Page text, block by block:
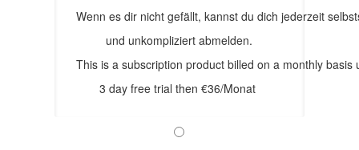
Wenn es dir nicht gefällt, kannst du dich jederzeit
und unkompliziert abmelden.
This is a subscription product billed on a monthly
3 day free trial then €36/Monat